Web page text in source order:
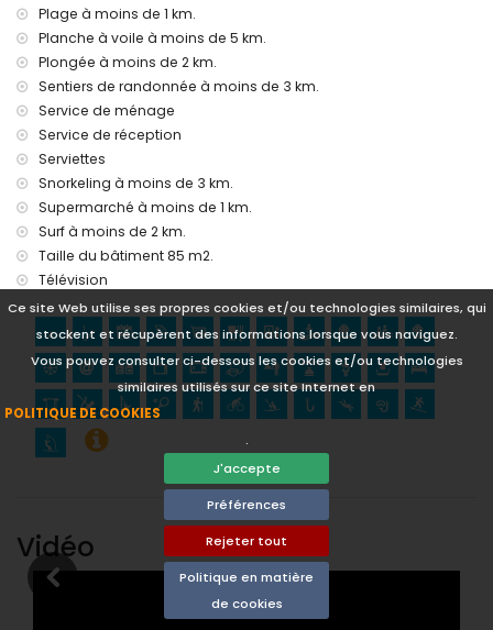
Ce site Web utilise ses propres cookies et/ou technologies similaires, qui
stockent et récupèrent des informations lorsque vous naviguez.
Vous pouvez consulter ci-dessous les cookies et/ou technologies
similaires utilisés sur ce site Internet en
POLITIQUE DE COOKIES
.
J'accepte
Préférences
Rejeter tout
Politique en matière
de cookies
Caractéristiques et services avec supplément de prix
nettoyage et blanchisserie
Divertissement et activités de loisirs pour les vacances à
Denia, sur la Costa Blanca
promenade (Marinetta) (dans un rayon de 500 mètres de
la location)
discothèque et bar (dans un rayon de 1000 mètres de la
location)
boîte de nuit (dans un rayon de 5 kilomètres de la location)
Choses à voir et culture à Denia, sur la Costa Blanca
museé, église, château (Denia) et ruine (dans un rayon de 5
kilomètres du logement)
Activités sportives
ciclisme (dans un rayon de 1000 mètres l'appartement)
tennis, randonnée pédestre, canoë-kayak (kayak), pêche,
plongée, randonnée subaquatique, surf et ski nautique
(dans un rayon de 5 kilomètres l'appartement)
golf (La Sella) et équitation (dans un rayon de 10 kilomètres
Plage à moins de 1 km.
Planche à voile à moins de 5 km.
Plongée à moins de 2 km.
Sentiers de randonnée à moins de 3 km.
Service de ménage
Service de réception
Serviettes
Snorkeling à moins de 3 km.
Supermarché à moins de 1 km.
Surf à moins de 2 km.
Taille du bâtiment 85 m2.
Télévision
Vidéo